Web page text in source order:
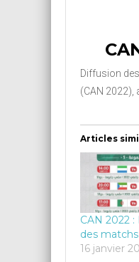
Diffusion
(CAN 2022),
Articles
CAN 2022
des matchs
16 janvier